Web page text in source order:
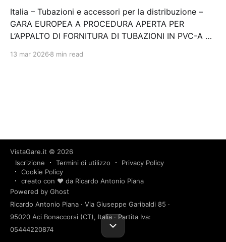
Italia – Tubazioni e accessori per la distribuzione –
GARA EUROPEA A PROCEDURA APERTA PER
L’APPALTO DI FORNITURA DI TUBAZIONI IN PVC-A DI
13 mar 2026 8 min read
VistaGare.it © 2026
Iscrizione
Termini di utilizzo
Privacy Policy
Cookie Policy
creato con ❤️ da Ricardo Antonio Piana
Powered by Ghost
Ricardo Antonio Piana · Via Giuseppe Garibaldi 85 ·
95020 Aci Bonaccorsi (CT), Italia · Partita Iva:
05444220874